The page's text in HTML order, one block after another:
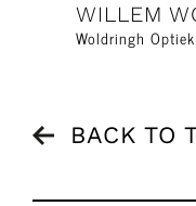
WILLEM
Woldringh
BACK TO